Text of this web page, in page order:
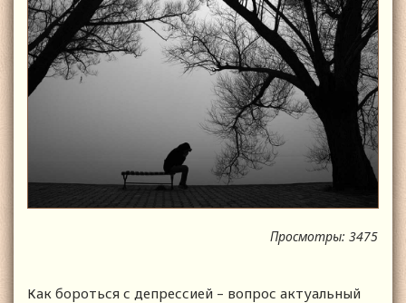
Просмотры: 3475
Как бороться с депрессией – вопрос актуальный